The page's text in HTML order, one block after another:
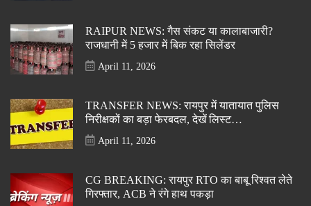
RAIPUR NEWS: गैस संकट या कालाबाजारी?
राजधानी में 5 हजार में बिक रहा सिलेंडर
April 11, 2026
TRANSFER NEWS: रायपुर में यातायात पुलिस
निरीक्षकों का बड़ा फेरबदल, देखें लिस्ट…
April 11, 2026
CG BREAKING: रायपुर RTO का बाबू रिश्वत लेते
गिरफ्तार, ACB ने रंगे हाथ पकड़ा